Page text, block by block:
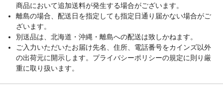
商品において追加送料が発生する場合がございます。
離島の場合、配送日を指定しても指定日通り届かない場合がご
ざいます。
別送品は、北海道・沖縄・離島への配送は致しかねます。
ご入力いただいたお届け先名、住所、電話番号をカインズ以外
の出荷元に開示します。プライバシーポリシーの規定に則り厳
重に取り扱います。